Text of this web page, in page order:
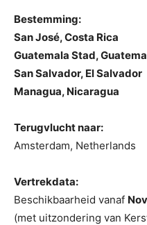
Bestemming:
San José, Costa Rica
Guatemala Stad,
San Salvador, El Salvador
Managua, Nicaragua
Terugvlucht naar:
Amsterdam, Netherlands
Vertrekdata:
Beschikbaarheid vanaf
(met uitzondering van